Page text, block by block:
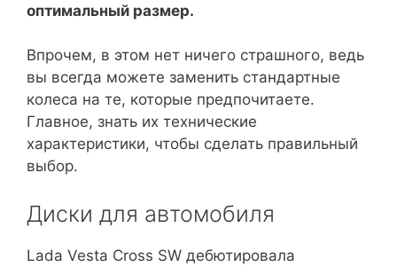
оптимальный размер.
Впрочем, в этом нет ничего страшного, ведь
вы всегда можете заменить стандартные
колеса на те, которые предпочитаете.
Главное, знать их технические
характеристики, чтобы сделать правильный
выбор.
Диски для автомобиля
Lada Vesta Cross SW дебютировала